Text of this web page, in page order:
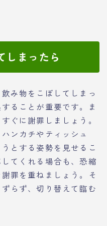
しまったら
み物をこぼしてしまっ
ることが重要です。ま
ぐに謝罪しましょう。
ンカチやティッシュ
とする姿勢を見せるこ
てくれる場合も、恐縮
罪を重ねましょう。そ
らず、切り替えて臨む